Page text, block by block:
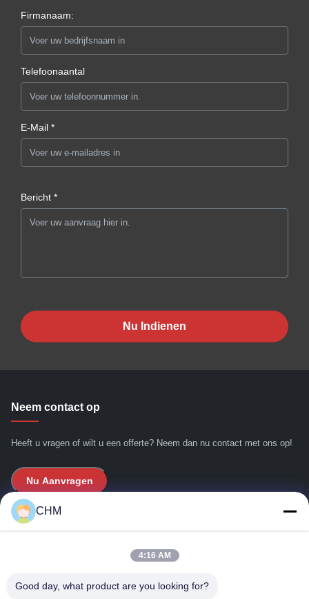
Firmanaam:
Telefoonaantal
E-Mail *
Bericht *
Nu Indienen
Neem contact op
Heeft u vragen of wilt u een offerte? Neem dan nu contact met ons op!
Nu Aanvragen
Snelle links
Over ons
CHM
4:16 AM
Good day, what product are you looking for?